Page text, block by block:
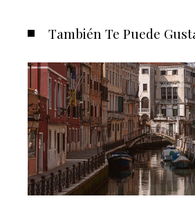
También Te Puede